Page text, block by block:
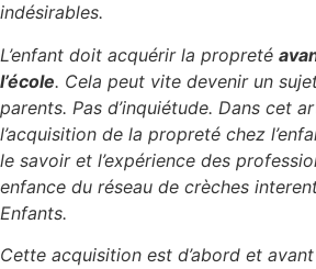
indésirables.
L’enfant doit acquérir la propreté
l’école. Cela peut vite devenir un
parents. Pas d’inquiétude. Dans cet
l’acquisition de la propreté chez
le savoir et l’expérience des
enfance du réseau de crèches
Enfants.
Cette acquisition est d’abord et